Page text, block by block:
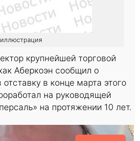
крупнейшей торговой
Аберкоэн сообщил о
в конце марта этого
на руководящей
на протяжении 10 лет.